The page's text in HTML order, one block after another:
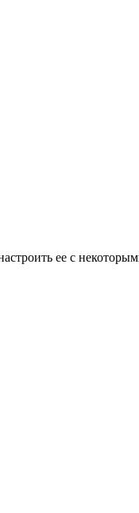
ее с